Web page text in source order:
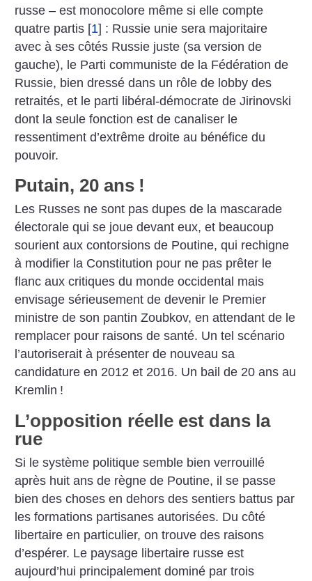
russe – est monocolore même si elle compte
quatre partis [1] : Russie unie sera majoritaire
avec à ses côtés Russie juste (sa version de
gauche), le Parti communiste de la Fédération de
Russie, bien dressé dans un rôle de lobby des
retraités, et le parti libéral-démocrate de Jirinovski
dont la seule fonction est de canaliser le
ressentiment d’extrême droite au bénéfice du
pouvoir.
Putain, 20 ans !
Les Russes ne sont pas dupes de la mascarade
électorale qui se joue devant eux, et beaucoup
sourient aux contorsions de Poutine, qui rechigne
à modifier la Constitution pour ne pas prêter le
flanc aux critiques du monde occidental mais
envisage sérieusement de devenir le Premier
ministre de son pantin Zoubkov, en attendant de le
remplacer pour raisons de santé. Un tel scénario
l’autoriserait à présenter de nouveau sa
candidature en 2012 et 2016. Un bail de 20 ans au
Kremlin !
L’opposition réelle est dans la
rue
Si le système politique semble bien verrouillé
après huit ans de règne de Poutine, il se passe
bien des choses en dehors des sentiers battus par
les formations partisanes autorisées. Du côté
libertaire en particulier, on trouve des raisons
d’espérer. Le paysage libertaire russe est
aujourd’hui principalement dominé par trois